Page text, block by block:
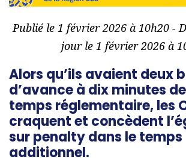
Publié le 1 février 2026 à 10h20 -
jour le 1 février 2026 à
Alors qu’ils avaient deux
d’avance à dix minutes
temps réglementaire, les
craquent et concèdent
sur penalty dans le temps
additionnel.